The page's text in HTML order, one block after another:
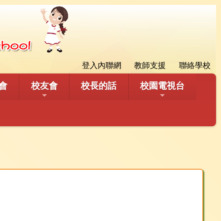
登入內聯網 教師支援 聯絡學校
校友會 校長的話 校園電視台